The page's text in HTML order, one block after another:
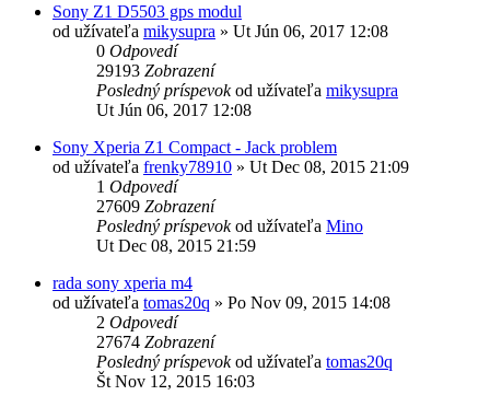
Sony Z1 D5503 gps modul
od užívateľa mikysupra » Ut Jún 06, 2017 12:08
0 Odpovedí
29193 Zobrazení
Posledný príspevokod užívateľa mikysupra
Ut Jún 06, 2017 12:08
Sony Xperia Z1 Compact - Jack problem
od užívateľa frenky78910 » Ut Dec 08, 2015 21:09
1 Odpovedí
27609 Zobrazení
Posledný príspevokod užívateľa Mino
Ut Dec 08, 2015 21:59
rada sony xperia m4
od užívateľa tomas20q » Po Nov 09, 2015 14:08
2 Odpovedí
27674 Zobrazení
Posledný príspevokod užívateľa tomas20q
Št Nov 12, 2015 16:03